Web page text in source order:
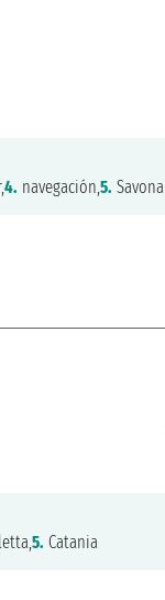
4. navegación,5. Savona
5. Catania